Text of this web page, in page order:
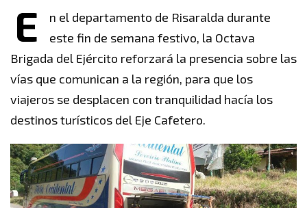
E
n el departamento de Risaralda durante
este fin de semana festivo, la Octava
Brigada del Ejército reforzará la presencia sobre las
vías que comunican a la región, para que los
viajeros se desplacen con tranquilidad hacía los
destinos turísticos del Eje Cafetero.